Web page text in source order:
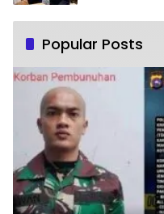
Popular Posts